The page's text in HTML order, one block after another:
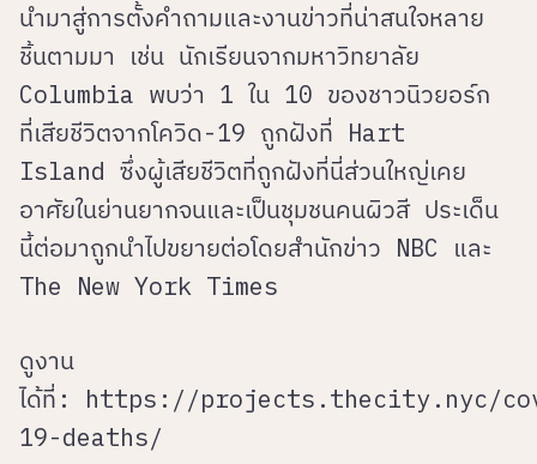
นำมาสู่การตั้งคำถามและงานข่าวที่น่าสนใจหลาย
ชิ้นตามมา เช่น นักเรียนจากมหาวิทยาลัย
Columbia พบว่า 1 ใน 10 ของชาวนิวยอร์ก
ที่เสียชีวิตจากโควิด-19 ถูกฝังที่ Hart
Island ซึ่งผู้เสียชีวิตที่ถูกฝังที่นี่ส่วนใหญ่เคย
อาศัยในย่านยากจนและเป็นชุมชนคนผิวสี ประเด็น
นี้ต่อมาถูกนำไปขยายต่อโดยสำนักข่าว NBC และ
The New York Times
ดูงาน
ได้ที่: https://projects.thecity.nyc/
19-deaths/